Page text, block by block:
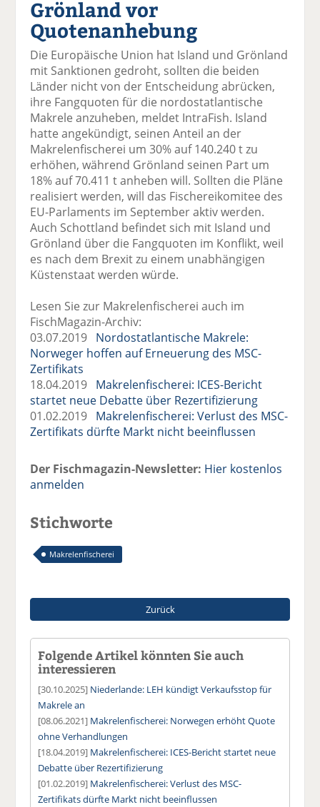
F
ac
e
b
o
o
k
te
il
e
n
tt
er
n
Li
n
k
e
di
te
il
e
n
E
ai
l
v
n
d
e
ck
Grönland vor
Quotenanhebung
Die Europäische Union hat Island und Grönland
mit Sanktionen gedroht, sollten die beiden
Länder nicht von der Entscheidung abrücken,
ihre Fangquoten für die nordostatlantische
Makrele anzuheben, meldet IntraFish. Island
hatte angekündigt, seinen Anteil an der
Makrelenfischerei um 30% auf 140.240 t zu
erhöhen, während Grönland seinen Part um
18% auf 70.411 t anheben will. Sollten die Pläne
realisiert werden, will das Fischereikomitee des
EU-Parlaments im September aktiv werden.
Auch Schottland befindet sich mit Island und
Grönland über die Fangquoten im Konflikt, weil
es nach dem Brexit zu einem unabhängigen
Küstenstaat werden würde.
Lesen Sie zur Makrelenfischerei auch im
FischMagazin-Archiv:
03.07.2019 Nordostatlantische Makrele:
Norweger hoffen auf Erneuerung des MSC-
Zertifikats
18.04.2019 Makrelenfischerei: ICES-Bericht
startet neue Debatte über Rezertifizierung
01.02.2019 Makrelenfischerei: Verlust des MSC-
Zertifikats dürfte Markt nicht beeinflussen
Der Fischmagazin-Newsletter: Hier kostenlos
anmelden
Stichworte
Makrelenfischerei
Zurück
Folgende Artikel könnten Sie auch
interessieren
[30.10.2025] Niederlande: LEH kündigt Verkaufsstop für
Makrele an
[08.06.2021] Makrelenfischerei: Norwegen erhöht Quote
ohne Verhandlungen
[18.04.2019] Makrelenfischerei: ICES-Bericht startet neue
Debatte über Rezertifizierung
[01.02.2019] Makrelenfischerei: Verlust des MSC-
Zertifikats dürfte Markt nicht beeinflussen